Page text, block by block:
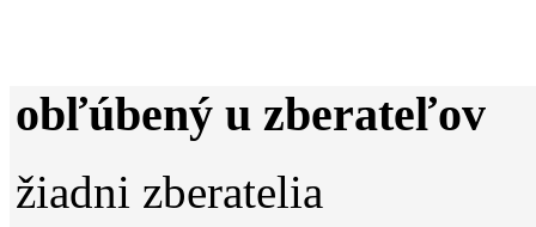
obľúbený u zberateľov
žiadni zberatelia